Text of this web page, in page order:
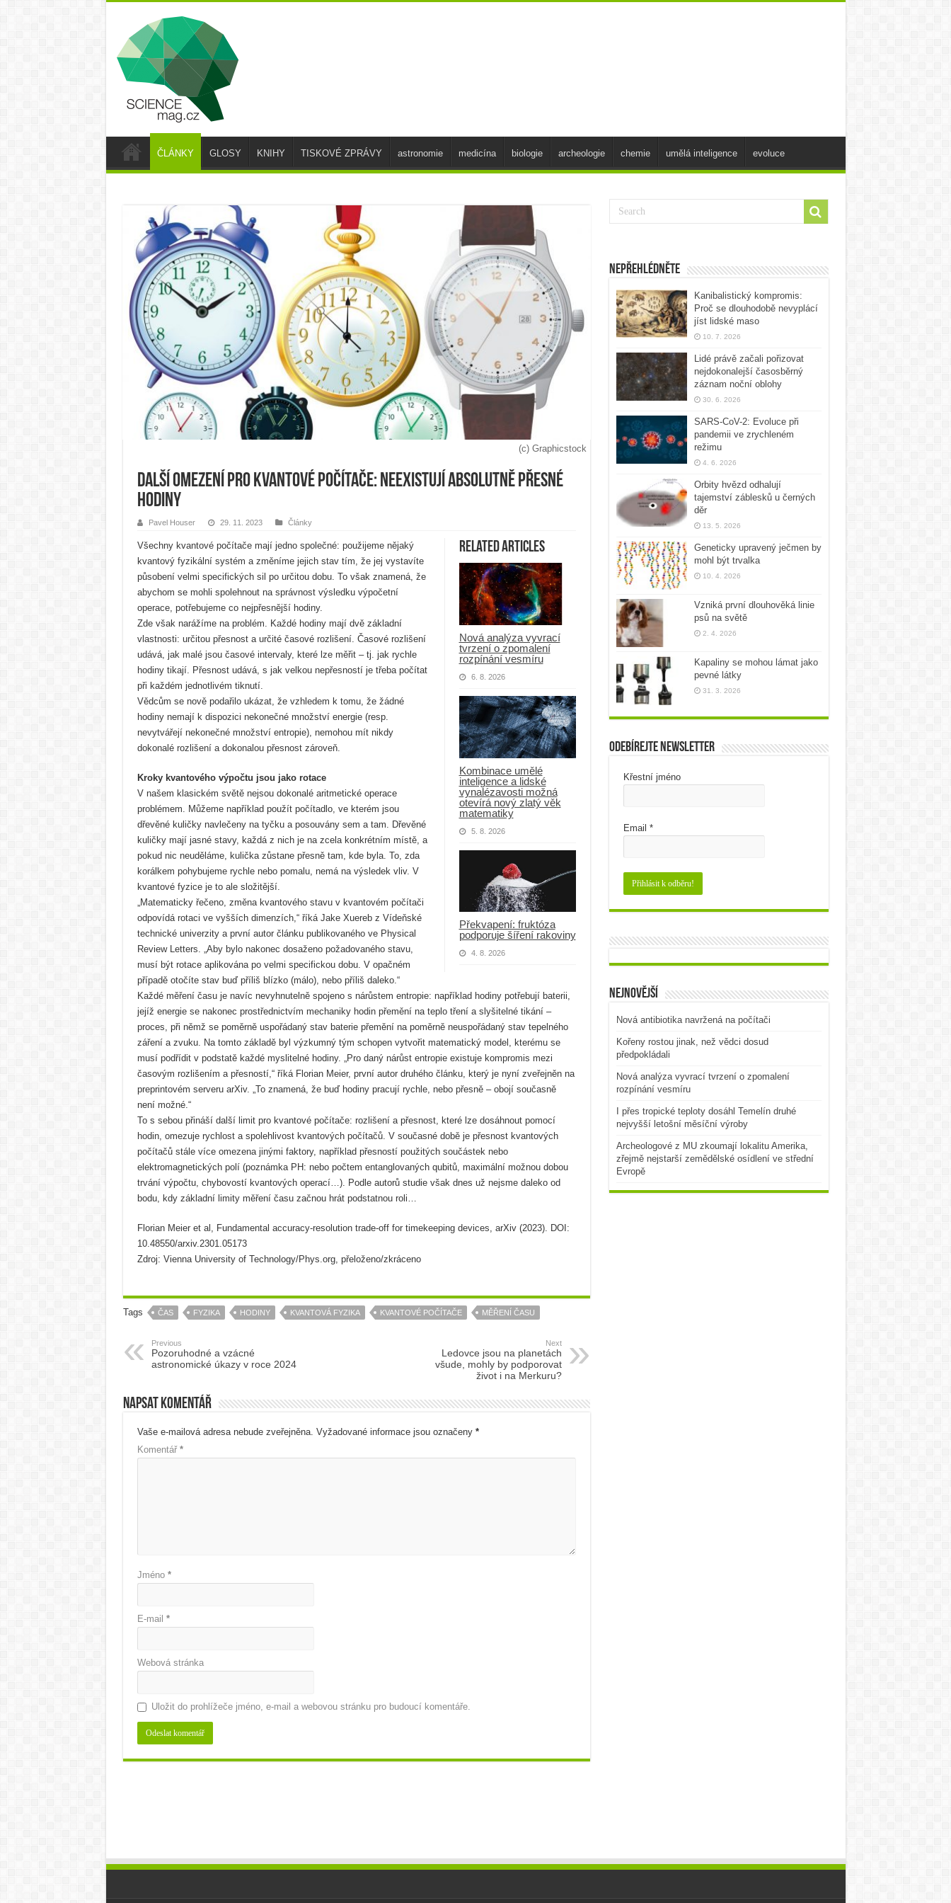
ČLÁNKY GLOSY KNIHY TISKOVÉ ZPRÁVY astronomie medicína biologie archeologie chemie umělá inteligence evoluce
(c) Graphicstock
Další omezení pro kvantové počítače: Neexistují absolutně přesné
hodiny
Pavel Houser 29. 11. 2023 Články
Related Articles
Nová analýza vyvrací
tvrzení o zpomalení
rozpínání vesmíru
6. 8. 2026
Kombinace umělé
inteligence a lidské
vynalézavosti možná
otevírá nový zlatý věk
matematiky
5. 8. 2026
Překvapení: fruktóza
podporuje šíření rakoviny
4. 8. 2026
Všechny kvantové počítače mají jedno společné: použijeme nějaký
kvantový fyzikální systém a změníme jejich stav tím, že jej vystavíte
působení velmi specifických sil po určitou dobu. To však znamená, že
abychom se mohli spolehnout na správnost výsledku výpočetní
operace, potřebujeme co nejpřesnější hodiny.
Zde však narážíme na problém. Každé hodiny mají dvě základní
vlastnosti: určitou přesnost a určité časové rozlišení. Časové rozlišení
udává, jak malé jsou časové intervaly, které lze měřit – tj. jak rychle
hodiny tikají. Přesnost udává, s jak velkou nepřesností je třeba počítat
při každém jednotlivém tiknutí.
Vědcům se nově podařilo ukázat, že vzhledem k tomu, že žádné
hodiny nemají k dispozici nekonečné množství energie (resp.
nevytvářejí nekonečné množství entropie), nemohou mít nikdy
dokonalé rozlišení a dokonalou přesnost zároveň.
Kroky kvantového výpočtu jsou jako rotace
V našem klasickém světě nejsou dokonalé aritmetické operace
problémem. Můžeme například použít počítadlo, ve kterém jsou
dřevěné kuličky navlečeny na tyčku a posouvány sem a tam. Dřevěné
kuličky mají jasné stavy, každá z nich je na zcela konkrétním místě, a
pokud nic neuděláme, kulička zůstane přesně tam, kde byla. To, zda
korálkem pohybujeme rychle nebo pomalu, nemá na výsledek vliv. V
kvantové fyzice je to ale složitější.
„Matematicky řečeno, změna kvantového stavu v kvantovém počítači
odpovídá rotaci ve vyšších dimenzích,“ říká Jake Xuereb z Vídeňské
technické univerzity a první autor článku publikovaného ve Physical
Review Letters. „Aby bylo nakonec dosaženo požadovaného stavu,
musí být rotace aplikována po velmi specifickou dobu. V opačném
případě otočíte stav buď příliš blízko (málo), nebo příliš daleko.“
Každé měření času je navíc nevyhnutelně spojeno s nárůstem entropie: například hodiny potřebují baterii,
jejíž energie se nakonec prostřednictvím mechaniky hodin přemění na teplo tření a slyšitelné tikání –
proces, při němž se poměrně uspořádaný stav baterie přemění na poměrně neuspořádaný stav tepelného
záření a zvuku. Na tomto základě byl výzkumný tým schopen vytvořit matematický model, kterému se
musí podřídit v podstatě každé myslitelné hodiny. „Pro daný nárůst entropie existuje kompromis mezi
časovým rozlišením a přesností,“ říká Florian Meier, první autor druhého článku, který je nyní zveřejněn na
preprintovém serveru arXiv. „To znamená, že buď hodiny pracují rychle, nebo přesně – obojí současně
není možné.“
To s sebou přináší další limit pro kvantové počítače: rozlišení a přesnost, které lze dosáhnout pomocí
hodin, omezuje rychlost a spolehlivost kvantových počítačů. V současné době je přesnost kvantových
počítačů stále více omezena jinými faktory, například přesností použitých součástek nebo
elektromagnetických polí (poznámka PH: nebo počtem entanglovaných qubitů, maximální možnou dobou
trvání výpočtu, chybovostí kvantových operací…). Podle autorů studie však dnes už nejsme daleko od
bodu, kdy základní limity měření času začnou hrát podstatnou roli…
Florian Meier et al, Fundamental accuracy-resolution trade-off for timekeeping devices, arXiv (2023). DOI:
10.48550/arxiv.2301.05173
Zdroj: Vienna University of Technology/Phys.org, přeloženo/zkráceno
Tags ČAS FYZIKA HODINY KVANTOVÁ FYZIKA KVANTOVÉ POČÍTAČE MĚŘENÍ ČASU
Previous
Pozoruhodné a vzácné
astronomické úkazy v roce 2024
Next
Ledovce jsou na planetách
všude, mohly by podporovat
život i na Merkuru?
Napsat komentář
Vaše e-mailová adresa nebude zveřejněna. Vyžadované informace jsou označeny *
Komentář *
Jméno *
E-mail *
Webová stránka
Uložit do prohlížeče jméno, e-mail a webovou stránku pro budoucí komentáře.
Nepřehlédněte
Kanibalistický kompromis:
Proč se dlouhodobě nevyplácí
jíst lidské maso
10. 7. 2026
Lidé právě začali pořizovat
nejdokonalejší časosběrný
záznam noční oblohy
30. 6. 2026
SARS-CoV-2: Evoluce při
pandemii ve zrychleném
režimu
4. 6. 2026
Orbity hvězd odhalují
tajemství záblesků u černých
děr
13. 5. 2026
Geneticky upravený ječmen by
mohl být trvalka
10. 4. 2026
Vzniká první dlouhověká linie
psů na světě
2. 4. 2026
Kapaliny se mohou lámat jako
pevné látky
31. 3. 2026
Odebírejte newsletter
Křestní jméno
Email *
Nejnovější
Nová antibiotika navržená na počítači
Kořeny rostou jinak, než vědci dosud
předpokládali
Nová analýza vyvrací tvrzení o zpomalení
rozpínání vesmíru
I přes tropické teploty dosáhl Temelín druhé
nejvyšší letošní měsíční výroby
Archeologové z MU zkoumají lokalitu Amerika,
zřejmě nejstarší zemědělské osídlení ve střední
Evropě